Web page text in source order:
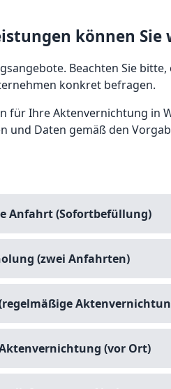
können Sie
Beachten Sie
konkret befragen.
für Ihre Aktenvernichtung in
und Daten gemäß den
Anfahrt (Sofortbefüllung)
(zwei Anfahrten)
(vor Ort)